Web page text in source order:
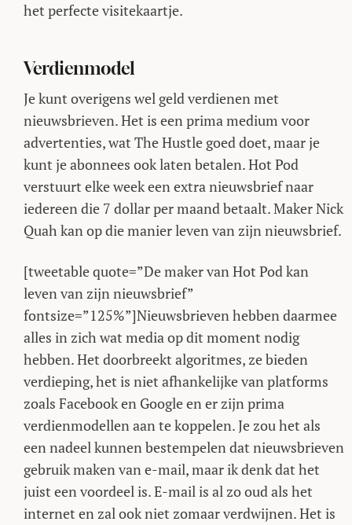
het perfecte visitekaartje.
Verdienmodel
Je kunt overigens wel geld verdienen met
nieuwsbrieven. Het is een prima medium voor
advertenties, wat The Hustle goed doet, maar je
kunt je abonnees ook laten betalen. Hot Pod
verstuurt elke week een extra nieuwsbrief naar
iedereen die 7 dollar per maand betaalt. Maker Nick
Quah kan op die manier leven van zijn nieuwsbrief.
[tweetable quote=”De maker van Hot Pod kan
leven van zijn nieuwsbrief”
fontsize=”125%”]Nieuwsbrieven hebben daarmee
alles in zich wat media op dit moment nodig
hebben. Het doorbreekt algoritmes, ze bieden
verdieping, het is niet afhankelijke van platforms
zoals Facebook en Google en er zijn prima
verdienmodellen aan te koppelen. Je zou het als
een nadeel kunnen bestempelen dat nieuwsbrieven
gebruik maken van e-mail, maar ik denk dat het
juist een voordeel is. E-mail is al zo oud als het
internet en zal ook niet zomaar verdwijnen. Het is